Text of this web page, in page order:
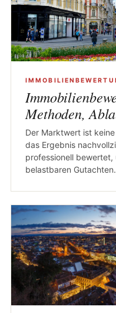
Methoden,
Der Marktwert ist
das Ergebnis
professionell bewertet,
belastbaren Gutachten.